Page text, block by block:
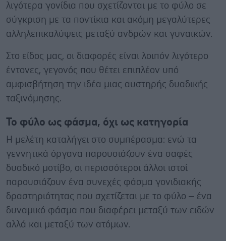
λιγότερα γονίδια που σχετίζονται με το φύλο σε
σύγκριση με τα ποντίκια και ακόμη μεγαλύτερες
αλληλεπικαλύψεις μεταξύ ανδρών και γυναικών.
Στο είδος μας, οι διαφορές είναι λοιπόν λιγότερο
έντονες, γεγονός που θέτει επιπλέον υπό
αμφισβήτηση την ιδέα μιας αυστηρής δυαδικής
ταξινόμησης.
Το φύλο ως φάσμα, όχι ως κατηγορία
Η μελέτη καταλήγει στο συμπέρασμα: ενώ τα
γεννητικά όργανα παρουσιάζουν ένα σαφές
δυαδικό μοτίβο, οι περισσότεροι άλλοι ιστοί
παρουσιάζουν ένα συνεχές φάσμα γονιδιακής
δραστηριότητας που σχετίζεται με το φύλο – ένα
δυναμικό φάσμα που διαφέρει μεταξύ των ειδών
αλλά και μεταξύ των ατόμων.